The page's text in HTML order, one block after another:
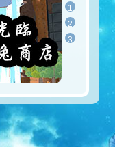
1
2
3